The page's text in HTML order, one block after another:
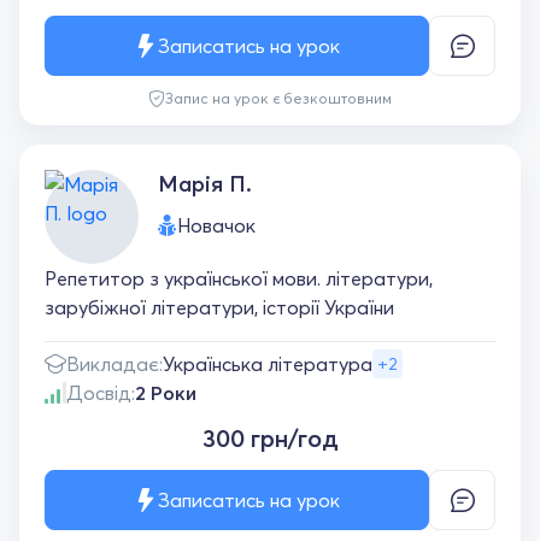
Запис на урок є безкоштовним
Записатись на урок
Марія П.
Новачок
Репетитор з української мови. літератури,
зарубіжної літератури, історії України
Викладає:Українська література +2
Досвід:2 Роки
300 грн/год
Записатись на урок